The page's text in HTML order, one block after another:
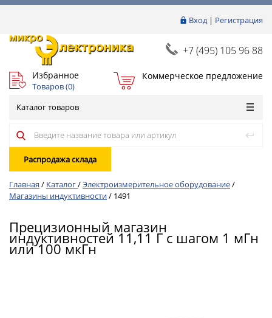
Вход| Регистрация
+7 (495) 105 96 88
Избранное
Товаров (0)
Коммерческое предложение
Каталог товаров
Распродажа склада
Главная / Каталог/Электроизмерительное оборудование/
Магазины индуктивности/ 1491
Прецизионный магазин
индуктивностей 11,11 Г с шагом 1 мГн
или 100 мкГн